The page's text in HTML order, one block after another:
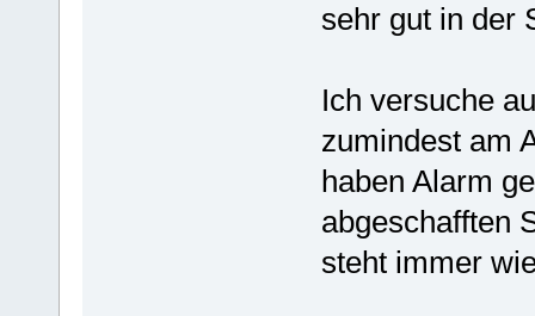
sehr gut in der
Ich versuche
zumindest am
haben Alarm
abgeschafften
steht immer